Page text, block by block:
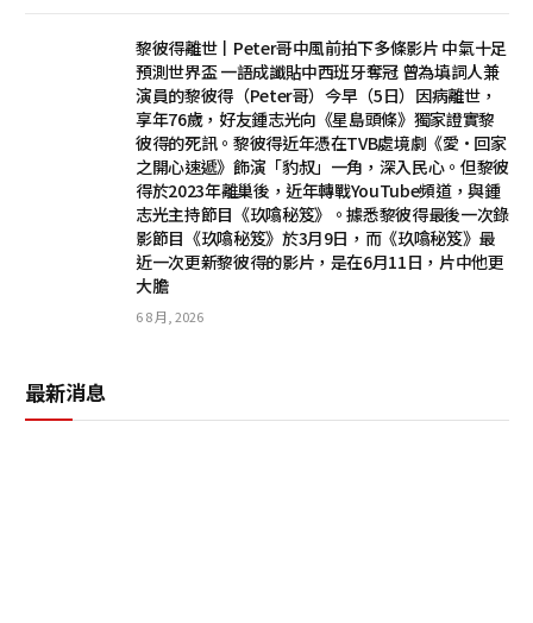
黎彼得離世丨Peter哥中風前拍下多條影片 中氣十足
預測世界盃 一語成讖貼中西班牙奪冠 曾為填詞人兼
演員的黎彼得（Peter哥）今早（5日）因病離世，
享年76歲，好友鍾志光向《星島頭條》獨家證實黎
彼得的死訊。黎彼得近年憑在TVB處境劇《愛·回家
之開心速遞》飾演「豹叔」一角，深入民心。但黎彼
得於2023年離巢後，近年轉戰YouTube頻道，與鍾
志光主持節目《玖噏秘笈》。據悉黎彼得最後一次錄
影節目《玖噏秘笈》於3月9日，而《玖噏秘笈》最
近一次更新黎彼得的影片，是在6月11日，片中他更
大膽
6 8 月, 2026
最新消息